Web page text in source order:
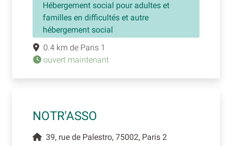
Hébergement social pour adultes et
familles en difficultés et autre
hébergement social
0.4 km de Paris 1
ouvert maintenant
NOTR'ASSO
39, rue de Palestro, 75002, Paris 2